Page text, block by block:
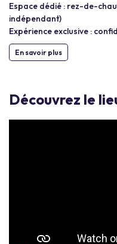
Espace dédié : rez-de-
indépendant)
Expérience exclusive :
En savoir plus
Découvrez le